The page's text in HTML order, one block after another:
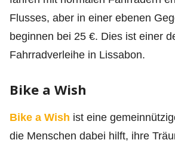
Flusses, aber in einer ebenen
beginnen bei 25 €. Dies ist einer
Fahrradverleihe in Lissabon.
Bike a Wish
Bike a Wish ist eine
die Menschen dabei hilft, ihre